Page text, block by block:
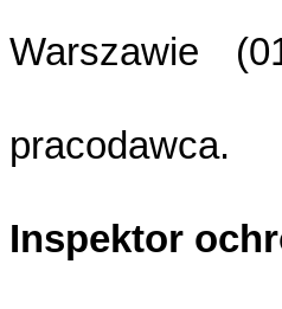
Warszawie
pracodawca.
Inspektor